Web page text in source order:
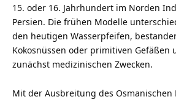
15. oder 16. Jahrhundert im Norden
Persien. Die frühen Modelle
den heutigen Wasserpfeifen,
Kokosnüssen oder primitiven Gefäßen
zunächst medizinischen Zwecken.
Mit der Ausbreitung des Osmanischen